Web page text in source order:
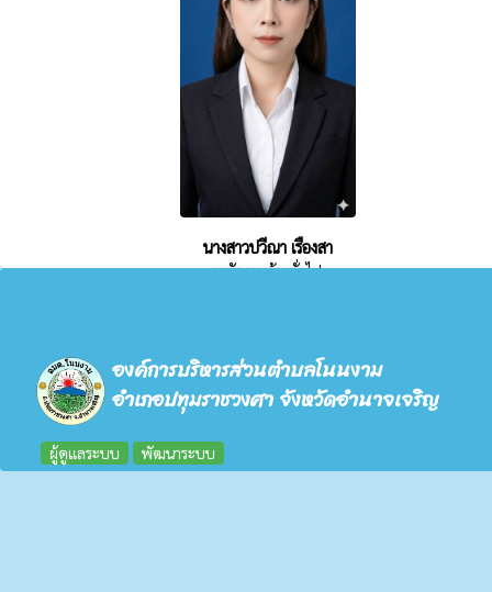
นางสาวปวีณา เรืองสา
พนักงานจ้างทั่วไป
องค์การบริหารส่วนตำบลโนนงาม
อำเภอปทุมราชวงศา จังหวัดอำนาจเจริญ
ผู้ดูแลระบบ พัฒนาระบบ